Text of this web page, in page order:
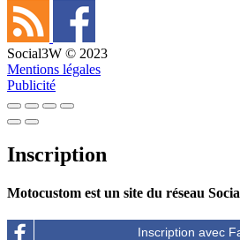
Social3W © 2023
Mentions légales
Publicité
Inscription
Motocustom est un site du réseau